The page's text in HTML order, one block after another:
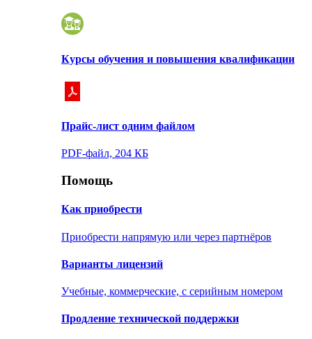
Курсы обучения и повышения квалификации
Прайс-лист одним файлом
PDF-файл, 204 КБ
Помощь
Как приобрести
Приобрести напрямую или через партнёров
Варианты лицензий
Учебные, коммерческие, с серийным номером
Продление технической поддержки